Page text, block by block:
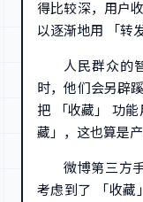
得比较深，用户
以逐渐地用 「转
人民群众的
时，他们会另辟
把 「收藏」 功
藏」，这也算是
微博第三方
考虑到了 「收藏